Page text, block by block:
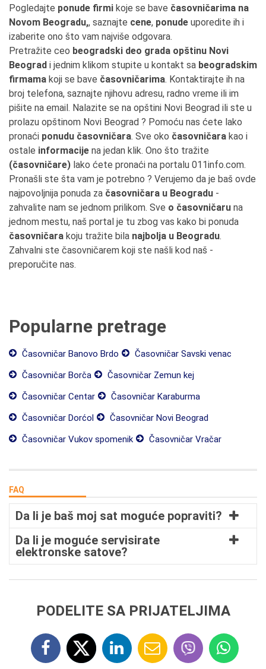
Pogledajte ponude firmi koje se bave časovničarima na
Novom Beogradu,, saznajte cene, ponude uporedite ih i
izaberite ono što vam najviše odgovara.
Pretražite ceo beogradski deo grada opštinu Novi
Beograd i jednim klikom stupite u kontakt sa beogradskim
firmama koji se bave časovničarima. Kontaktirajte ih na
broj telefona, saznajte njihovu adresu, radno vreme ili im
pišite na email. Nalazite se na opštini Novi Beograd ili ste u
prolazu opštinom Novi Beograd ? Pomoću nas ćete lako
pronaći ponudu časovničara. Sve oko časovničara kao i
ostale informacije na jedan klik. Ono što tražite
(časovničare) lako ćete pronaći na portalu 011info.com.
Pronašli ste šta vam je potrebno ? Verujemo da je baš ovde
najpovoljnija ponuda za časovničara u Beogradu -
zahvalite nam se jednom prilikom. Sve o časovničaru na
jednom mestu, naš portal je tu zbog vas kako bi ponuda
časovničara koju tražite bila najbolja u Beogradu.
Zahvalni ste časovničarem koji ste našli kod naš -
preporučite nas.
Popularne pretrage
Časovničar Banovo Brdo
Časovničar Savski venac
Časovničar Borča
Časovničar Zemun kej
Časovničar Centar
Časovničar Karaburma
Časovničar Dorćol
Časovničar Novi Beograd
Časovničar Vukov spomenik
Časovničar Vračar
FAQ
Da li je baš moj sat moguće popraviti?
Da li je moguće servisirate
elektronske satove?
PODELITE SA PRIJATELJIMA